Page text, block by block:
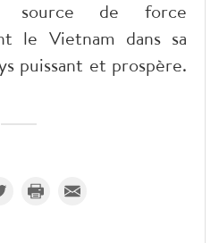
source de force
le Vietnam dans sa
puissant et prospère.